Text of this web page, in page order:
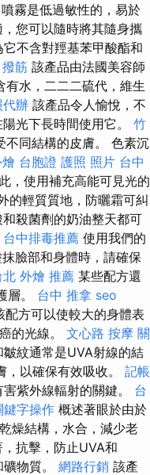
霧是低過敏性的，易於
您可以隨時將其隨身攜
不含對羥基苯甲酸酯和
筋 該產品由法國美容師
有水，二二二硫代，維生
代辦 該產品令人愉悅，不
光下長時間使用它。 竹
不同結構的皮膚。 色素沉
台胞證 護照 照片 台中
，使用補充高能可見光的
的輕質質地，防曬霜可糾
殺菌劑的奶油整天都可
台中排毒推薦 使用我們的
臉部和身體時，請確保
北 外燴 推薦 某些配方還
層。 台中 推拿 seo
方可以使較大的身體表
的光線。 文心路 按摩 關
紋通常是UVA射線的結
以確保有效吸收。 記帳
紫外線輻射的關鍵。 台
鍵字操作 概述著眼於由於
燥結構，水合，減少老
抗擊，防止UVA和
物質。 網路行銷 該產